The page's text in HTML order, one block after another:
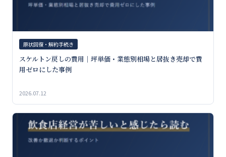
原状回復・解約手続き
スケルトン戻しの費用｜坪単価・業態別相場と居抜き売却で費
用ゼロにした事例
2026.07.12